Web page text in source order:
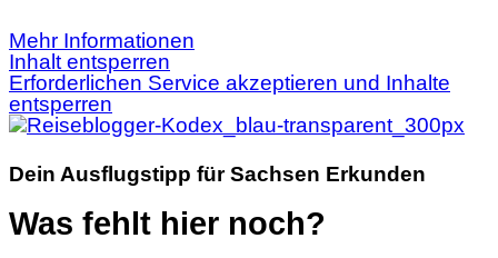
Mehr Informationen
Inhalt entsperren
Erforderlichen Service akzeptieren und Inhalte
entsperren
Dein Ausflugstipp für Sachsen Erkunden
Was fehlt hier noch?